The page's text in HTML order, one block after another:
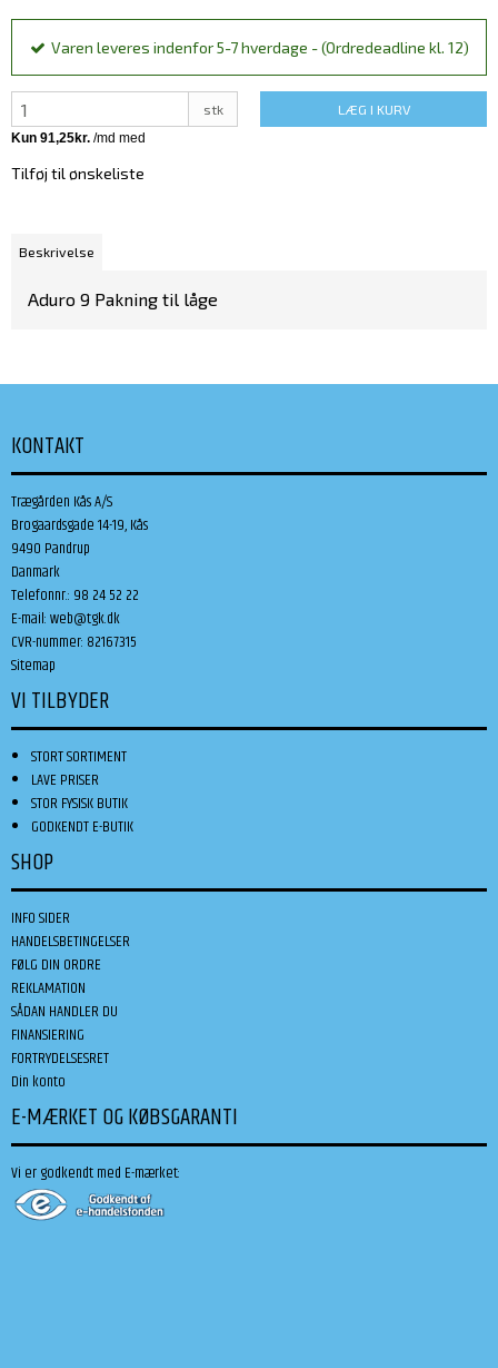
Varen leveres indenfor 5-7 hverdage - (Ordredeadline kl. 12)
stk LÆG I KURV
Tilføj til ønskeliste
Beskrivelse
Aduro 9 Pakning til låge
KONTAKT
Trægården Kås A/S
Brogaardsgade 14-19, Kås
9490 Pandrup
Danmark
Telefonnr.: 98 24 52 22
E-mail:web@tgk.dk
CVR-nummer: 82167315
Sitemap
VI TILBYDER
STORT SORTIMENT
LAVE PRISER
STOR FYSISK BUTIK
GODKENDT E-BUTIK
SHOP
INFO SIDER
HANDELSBETINGELSER
FØLG DIN ORDRE
REKLAMATION
SÅDAN HANDLER DU
FINANSIERING
FORTRYDELSESRET
Din konto
E-MÆRKET OG KØBSGARANTI
Vi er godkendt med E-mærket: